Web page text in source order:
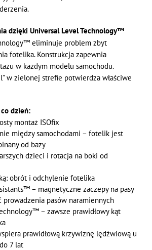
dzięki Universal Level Technology™
eliminuje problem zbyt
fotelika. Konstrukcja zapewnia
w każdym modelu samochodu.
w zielonej strefie potwierdza właściwe
dzień:
montaż ISOfix
między samochodami – fotelik jest
od bazy
dzieci i rotacja na boki od
obrót i odchylenie fotelika
– magnetyczne zaczepy na pasy
prowadzenia pasów naramiennych
– zawsze prawidłowy kąt
prawidłową krzywiznę lędźwiową u
7 lat